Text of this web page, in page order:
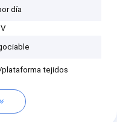
día
tejidos